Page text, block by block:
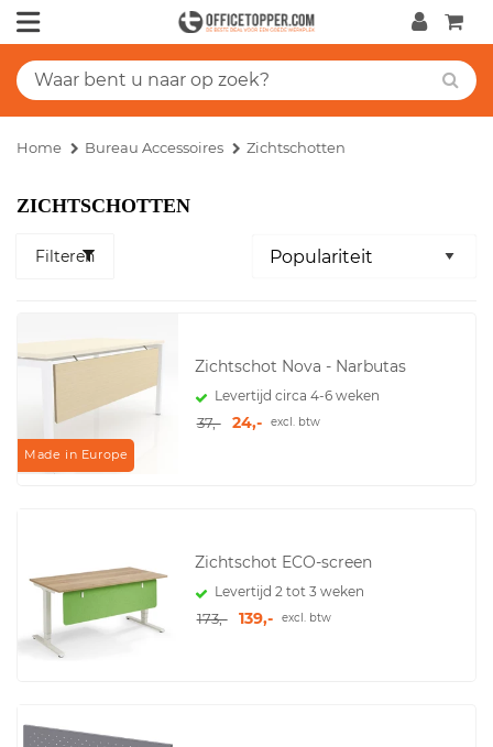
Home Bureau Accessoires Zichtschotten
ZICHTSCHOTTEN
Filteren
Made in Europe
Zichtschot Nova - Narbutas
Levertijd circa 4-6 weken
37,- 24,- excl. btw
Zichtschot ECO-screen
Levertijd 2 tot 3 weken
173,- 139,- excl. btw